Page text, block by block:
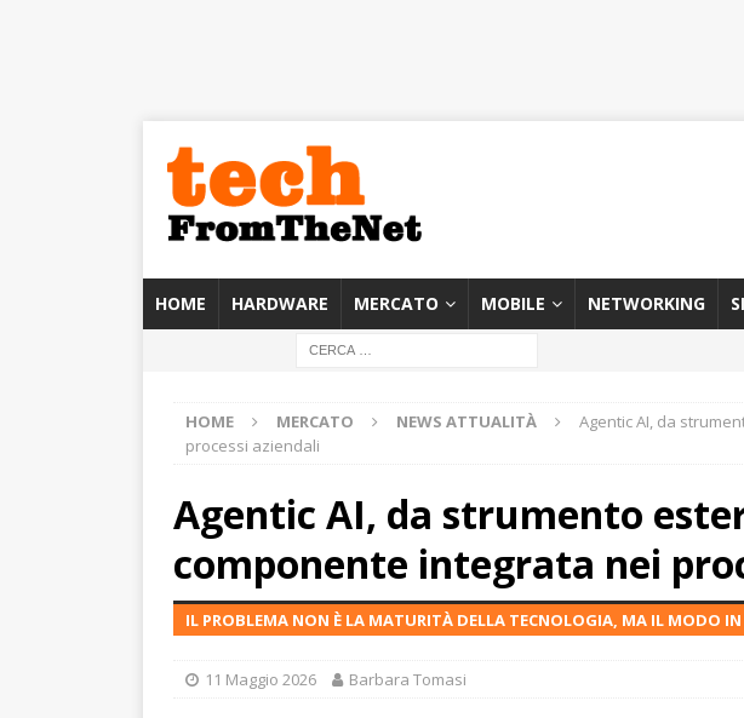
HOME HARDWARE MERCATO MOBILE NETWORKING
HOME MERCATO NEWS ATTUALITÀ
Agentic AI, da
processi aziendali
Agentic AI, da strumento
componente integrata nei
IL PROBLEMA NON È LA MATURITÀ DELLA TECNOLOGIA, MA IL MODO
11 Maggio 2026 Barbara Tomasi